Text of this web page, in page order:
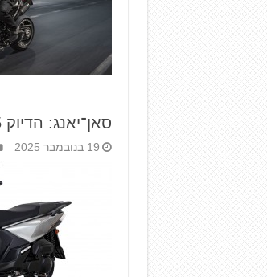
סאן־יאנג: הדיוק 125 עושה קאמבק
19 בנובמבר 2025